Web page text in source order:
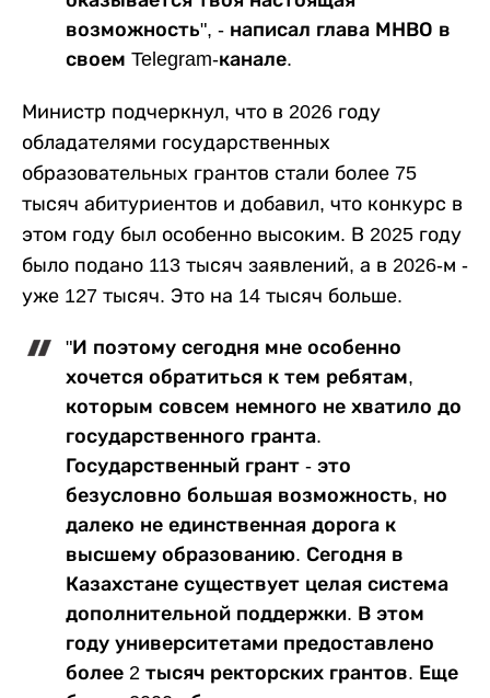
возможность", - написал глава МНВО в
своем Telegram-канале.
Министр подчеркнул, что в 2026 году
обладателями государственных
образовательных грантов стали более 75
тысяч абитуриентов и добавил, что конкурс в
этом году был особенно высоким. В 2025 году
было подано 113 тысяч заявлений, а в 2026-м -
уже 127 тысяч. Это на 14 тысяч больше.
"И поэтому сегодня мне особенно
хочется обратиться к тем ребятам,
которым совсем немного не хватило до
государственного гранта.
Государственный грант - это
безусловно большая возможность, но
далеко не единственная дорога к
высшему образованию. Сегодня в
Казахстане существует целая система
дополнительной поддержки. В этом
году университетами предоставлено
более 2 тысяч ректорских грантов. Еще